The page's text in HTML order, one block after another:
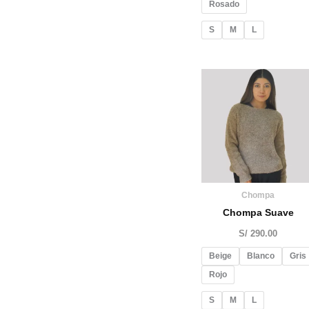
Rosado
S M L
Chompa
Chompa Suave
S/ 290.00
Beige Blanco
Gris
Rojo
S M L